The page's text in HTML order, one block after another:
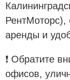
РентМоторс),
аренды и
❗ Обратите
офисов,